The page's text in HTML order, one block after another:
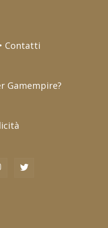
Contatti
Gamempire?